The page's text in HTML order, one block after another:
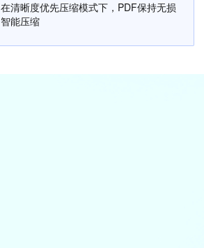
在清晰度优先压缩模式下，PDF保持无损
智能压缩